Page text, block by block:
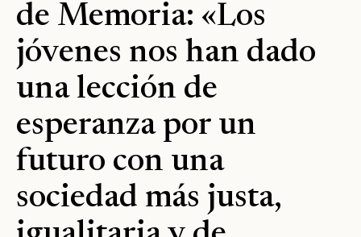
de Memoria: «Los
jóvenes nos han dado
una lección de
esperanza por un
futuro con una
sociedad más justa,